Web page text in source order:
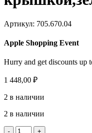
Артикул: 705.670.04
Apple Shopping Event
Hurry and get discounts up
1 448,00 ₽
2 в наличии
2 в наличии
Количество